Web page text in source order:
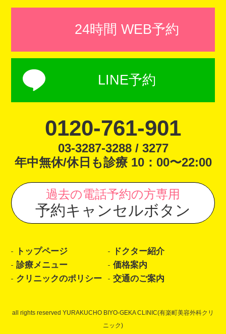
24時間 WEB予約
LINE予約
0120-761-901
03-3287-3288 / 3277
年中無休/休日も診療 10：00〜22:00
過去の電話予約の方専用
予約キャンセルボタン
トップページ
ドクター紹介
診療メニュー
価格案内
クリニックのポリシー
交通のご案内
all rights reserved YURAKUCHO BIYO-GEKA CLINIC(有楽町美容外科クリ
ニック)